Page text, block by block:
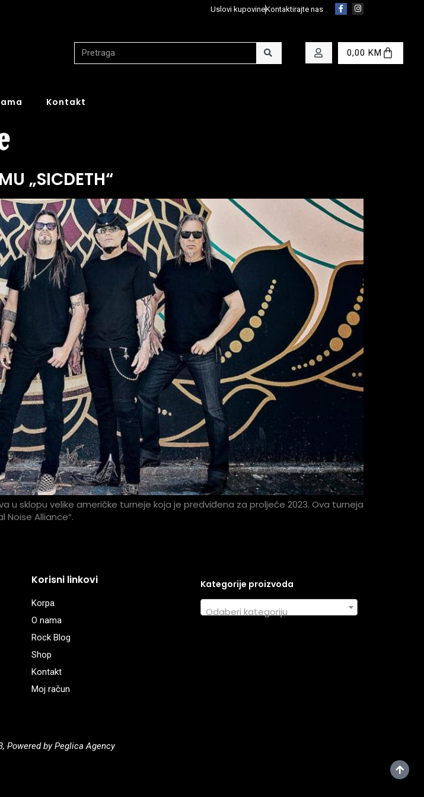
Uslovi kupovineKontaktirajte nas
0,00 KM
Kontakt
„SICDETH“
u sklopu velike američke turneje koja je predviđena za proljeće 2023. Ova turneja
Noise Alliance“.
Korisni linkovi
Korpa
O nama
Rock Blog
Shop
Kontakt
Moj račun
Kategorije proizvoda
Odaberi kategoriju
Powered by Peglica Agency